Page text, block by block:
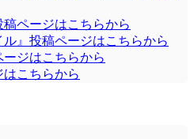
稿ページはこちらから
ル』投稿ページはこちらから
ージはこちらから
はこちらから